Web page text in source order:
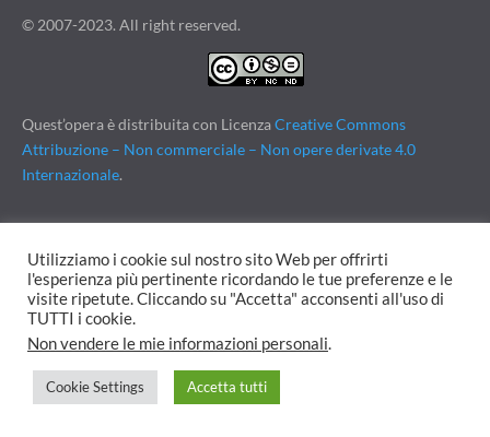
© 2007-2023. All right reserved.
Quest’opera è distribuita con LicenzaCreative Commons
Attribuzione – Non commerciale – Non opere derivate 4.0
Internazionale.
WebDevelop & WebDesign
Utilizziamo i cookie sul nostro sito Web per offrirti
l'esperienza più pertinente ricordando le tue preferenze e le
visite ripetute. Cliccando su "Accetta" acconsenti all'uso di
TUTTI i cookie.
Non vendere le mie informazioni personali.
Cookie Settings Accetta tutti